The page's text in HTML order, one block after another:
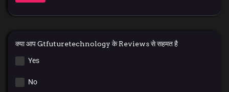
क्या आप Gtfuturetechnology के Reviews से सहमत है
Yes
No